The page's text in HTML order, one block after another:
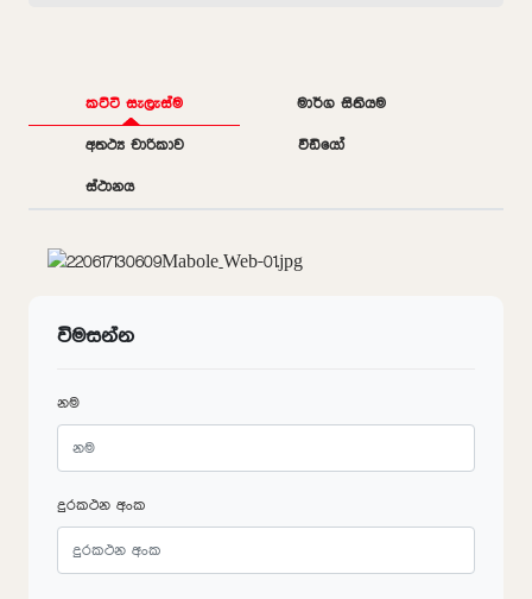
කට්ටි සැලැස්ම මාර්ග සිතියම
අතථ්‍ය චාරිකාව වීඩියෝ
ස්ථානය
විමසන්න
නම
දුරකථන අංක